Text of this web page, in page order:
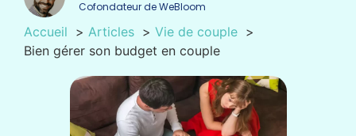
Cofondateur de WeBloom
Accueil Articles
Vie de couple
Bien gérer son budget en couple